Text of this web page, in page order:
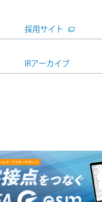
採用サイト
IRアーカイブ